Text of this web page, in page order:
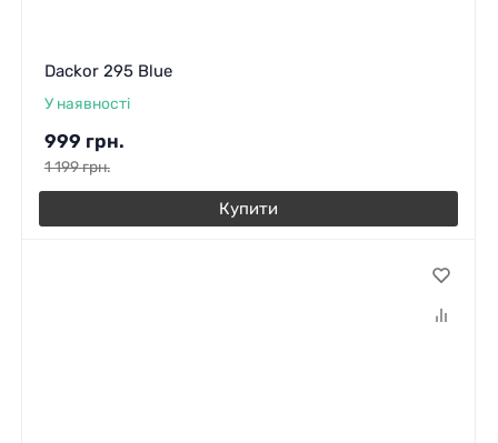
Dackor 295 Blue
У наявності
999 грн.
1 199грн.
Купити